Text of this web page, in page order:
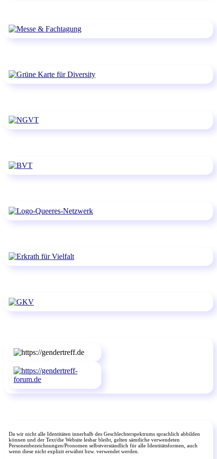
Da wir nicht alle Identitäten innerhalb des Geschlechterspektrums sprachlich abbilden
können und der Text/die Website lesbar bleibt, gelten sämtliche verwendeten
Personenbezeichnungen/Pronomen selbstverständlich für alle Identitätsformen, auch
wenn diese nicht explizit erwähnt bzw. verwendet werden.